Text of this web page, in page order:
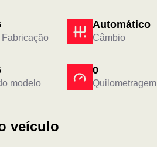
Fabricação
Automático
Câmbio
modelo
0
Quilometragem
veículo